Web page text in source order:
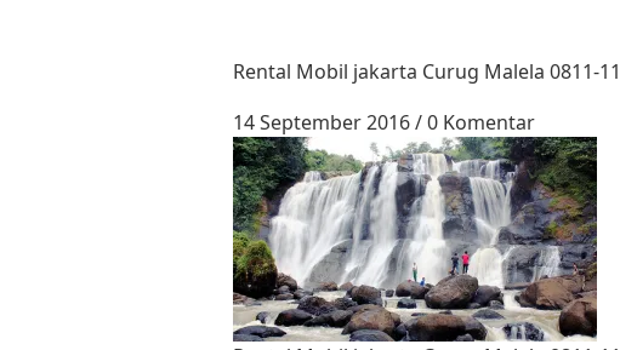
Rental Mobil jakarta Curug Malela 0811-
14 September 2016/0 Komentar